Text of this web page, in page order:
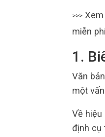
>>>
miễn
1.
Văn
một
Về hiệu
định cụ